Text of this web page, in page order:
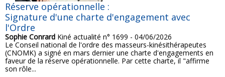
Réserve opérationnelle :
Signature d'une charte d'engagement avec
l'Ordre
Sophie Conrard Kiné actualité n° 1699 - 04/06/2026
Le Conseil national de l'ordre des masseurs-kinésithérapeutes
(CNOMK) a signé en mars dernier une charte d'engagements en
faveur de la réserve opérationnelle. Par cette charte, il "affirme
son rôle...